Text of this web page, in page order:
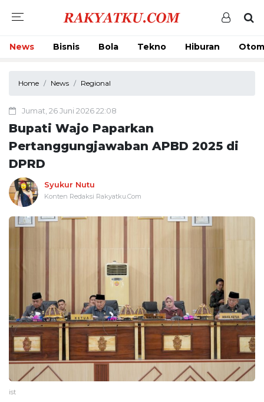
News Bisnis Bola Tekno Hiburan
Home News Regional
Jumat, 26 Juni 2026 22:08
Bupati Wajo Paparkan
Pertanggungjawaban APBD 2025 di
DPRD
Syukur Nutu
Konten Redaksi Rakyatku.Com
ist